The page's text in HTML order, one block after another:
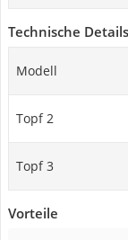
Technische Details
Modell
Topf 2
Topf 3
Vorteile